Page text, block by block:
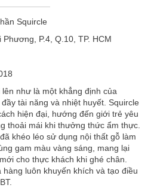
ÁN
DỰ
ÁN
VĂN
thiết kế tinh tế và đẹp mắt vừa
vừa thể hiện phong cách chủ
nhiên trên thực tế, việcxây dựng
như: cách bố trí nội thất có
quanh? Chi phí và thời gian thi
với ngân sách và mong muốn
pháp hài hòa tất cả các yếu tố
giải quyết, vì vậy hãy để chúng
đến cho bạn những phương
tế nhất!
Squircle
Phương, P.4, Q.10, TP. HCM
như là một khẳng định của
tài năng và nhiệt huyết. Squircle
hiện đại, hướng đến giới trẻ yêu
thoải mái khi thưởng thức ẩm thực.
khéo léo sử dụng nội thất gỗ làm
gam màu vàng sáng, mang lại
cho thực khách khi ghé chân.
luôn khuyến khích và tạo điều